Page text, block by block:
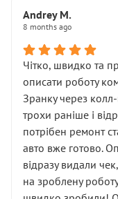
Для людини, яка
це звучить як
спроба продати
ущільнювачів.
Що прикро — це не
вас стартер, і
враження. Але
лобовим склом.
відкручували”, і
новий власник, не
Але після
здаються
Andrey M.
8 months ago
Чітко, швидко та
описати роботу
Зранку через
трохи раніше і
потрібен ремонт
авто вже готово.
відразу видали
на зроблену